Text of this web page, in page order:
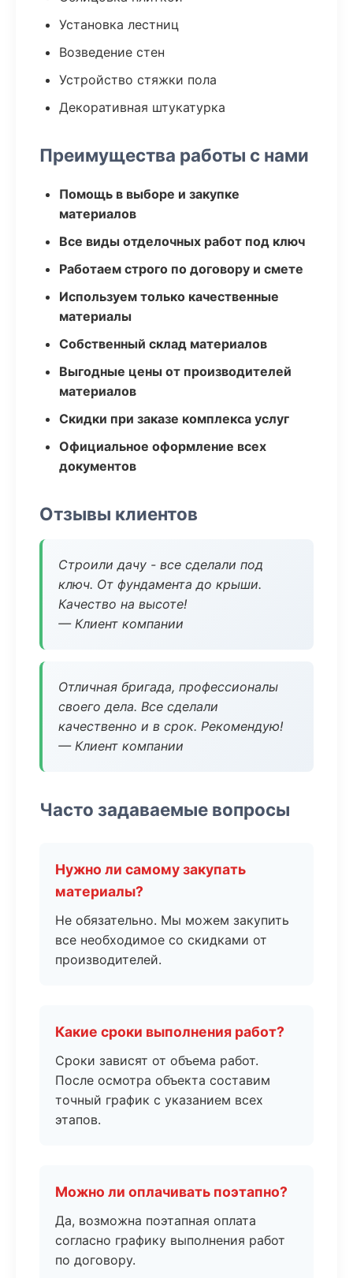
Установка лестниц
Возведение стен
Устройство стяжки пола
Декоративная штукатурка
Преимущества работы с нами
Помощь в выборе и закупке
материалов
Все виды отделочных работ под ключ
Работаем строго по договору и смете
Используем только качественные
материалы
Собственный склад материалов
Выгодные цены от производителей
материалов
Скидки при заказе комплекса услуг
Официальное оформление всех
документов
Отзывы клиентов
Строили дачу - все сделали под
ключ. От фундамента до крыши.
Качество на высоте!
— Клиент компании
Отличная бригада, профессионалы
своего дела. Все сделали
качественно и в срок. Рекомендую!
— Клиент компании
Часто задаваемые вопросы
Нужно ли самому закупать
материалы?
Не обязательно. Мы можем закупить
все необходимое со скидками от
производителей.
Какие сроки выполнения работ?
Сроки зависят от объема работ.
После осмотра объекта составим
точный график с указанием всех
этапов.
Можно ли оплачивать поэтапно?
Да, возможна поэтапная оплата
согласно графику выполнения работ
по договору.